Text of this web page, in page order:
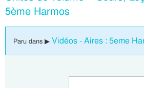
5ème Harmos
Paru dans ▶ Vidéos - Aires : 5eme